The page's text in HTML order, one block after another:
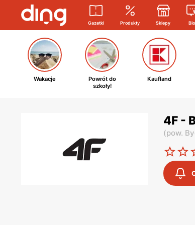
Gazetki Produkty Sklepy
Wakacje
Powrót do
szkoły!
Kaufland
4F -
(pow.